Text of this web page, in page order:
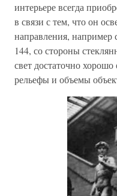
интерьере всегда
в связи с тем, что он
направления, например
144, со стороны
свет достаточно хорошо
рельефы и объемы